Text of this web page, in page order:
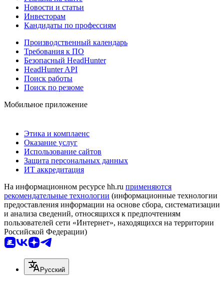
Новости и статьи
Инвесторам
Кандидаты по профессиям
Производственный календарь
Требования к ПО
Безопасный HeadHunter
HeadHunter API
Поиск работы
Поиск по резюме
Мобильное приложение
Этика и комплаенс
Оказание услуг
Использование сайтов
Защита персональных данных
ИТ аккредитация
На информационном ресурсе hh.ru применяются
рекомендательные технологии (информационные технологии
предоставления информации на основе сбора, систематизации
и анализа сведений, относящихся к предпочтениям
пользователей сети «Интернет», находящихся на территории
Российской Федерации)
Русский